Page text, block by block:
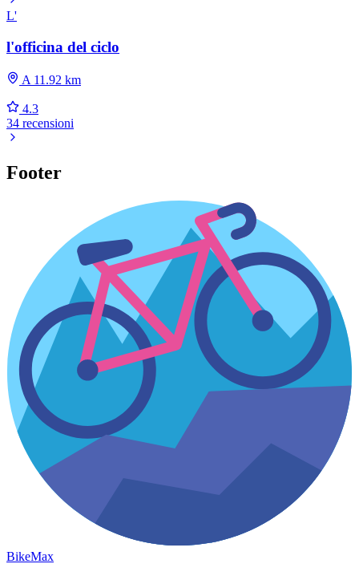
L'
l'officina del ciclo
A 11.92 km
4.3
34 recensioni
Footer
BikeMax